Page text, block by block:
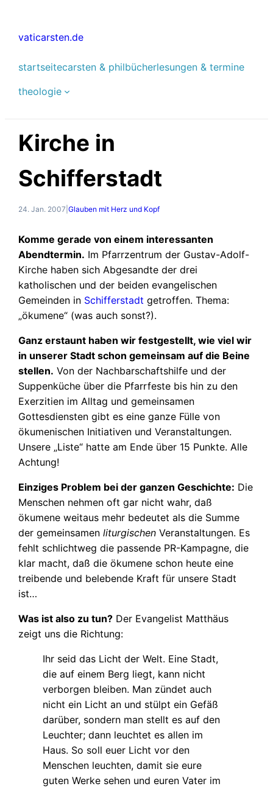
springen
vaticarsten.de
startseitecarsten & philbücherlesungen & termine
theologie
Kirche in
Schifferstadt
24. Jan. 2007 |Glauben mit Herz und Kopf
Komme gerade von einem interessanten
Abendtermin. Im Pfarrzentrum der Gustav-Adolf-
Kirche haben sich Abgesandte der drei
katholischen und der beiden evangelischen
Gemeinden in Schifferstadt getroffen. Thema:
„ökumene“ (was auch sonst?).
Ganz erstaunt haben wir festgestellt, wie viel wir
in unserer Stadt schon gemeinsam auf die Beine
stellen. Von der Nachbarschaftshilfe und der
Suppenküche über die Pfarrfeste bis hin zu den
Exerzitien im Alltag und gemeinsamen
Gottesdiensten gibt es eine ganze Fülle von
ökumenischen Initiativen und Veranstaltungen.
Unsere „Liste“ hatte am Ende über 15 Punkte. Alle
Achtung!
Einziges Problem bei der ganzen Geschichte: Die
Menschen nehmen oft gar nicht wahr, daß
ökumene weitaus mehr bedeutet als die Summe
der gemeinsamenliturgischen Veranstaltungen. Es
fehlt schlichtweg die passende PR-Kampagne, die
klar macht, daß die ökumene schon heute eine
treibende und belebende Kraft für unsere Stadt
ist…
Was ist also zu tun? Der Evangelist Matthäus
zeigt uns die Richtung:
Ihr seid das Licht der Welt. Eine Stadt,
die auf einem Berg liegt, kann nicht
verborgen bleiben. Man zündet auch
nicht ein Licht an und stülpt ein Gefäß
darüber, sondern man stellt es auf den
Leuchter; dann leuchtet es allen im
Haus. So soll euer Licht vor den
Menschen leuchten, damit sie eure
guten Werke sehen und euren Vater im